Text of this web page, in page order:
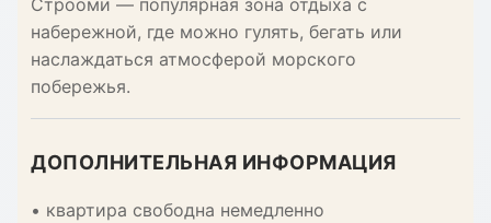
Строоми — популярная зона отдыха с
набережной, где можно гулять, бегать или
наслаждаться атмосферой морского
побережья.
ДОПОЛНИТЕЛЬНАЯ ИНФОРМАЦИЯ
• квартира свободна немедленно